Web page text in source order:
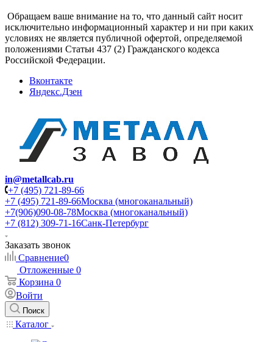
Обращаем ваше внимание на то, что данный сайт носит
исключительно информационный характер и ни при каких
условиях не является публичной офертой, определяемой
положениями Статьи 437 (2) Гражданского кодекса
Российской Федерации.
Вконтакте
Яндекс.Дзен
in@metallcab.ru
+7 (495) 721-89-66
+7 (495) 721-89-66Москва (многоканальный)
+7(906)090-08-78Москва (многоканальный)
+7 (812) 309-71-16Санк-Петербург
Заказать звонок
Сравнение0
Отложенные 0
Корзина 0
Войти
Поиск
Каталог